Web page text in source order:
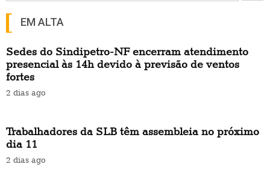
EM ALTA
Sedes do Sindipetro-NF encerram atendimento
presencial às 14h devido à previsão de ventos
fortes
2 dias ago
Trabalhadores da SLB têm assembleia no próximo
dia 11
2 dias ago